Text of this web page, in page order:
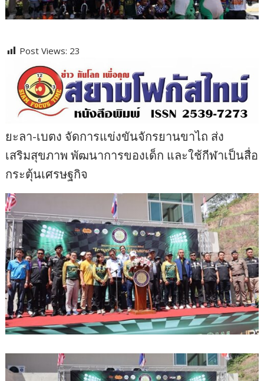
Post Views: 23
ยะลา-เบตง จัดการแข่งขันจักรยานขาไถ ส่ง
เสริมสุขภาพ พัฒนาการของเด็ก และใช้กีฬาเป็นสื่อ
กระตุ้นเศรษฐกิจ